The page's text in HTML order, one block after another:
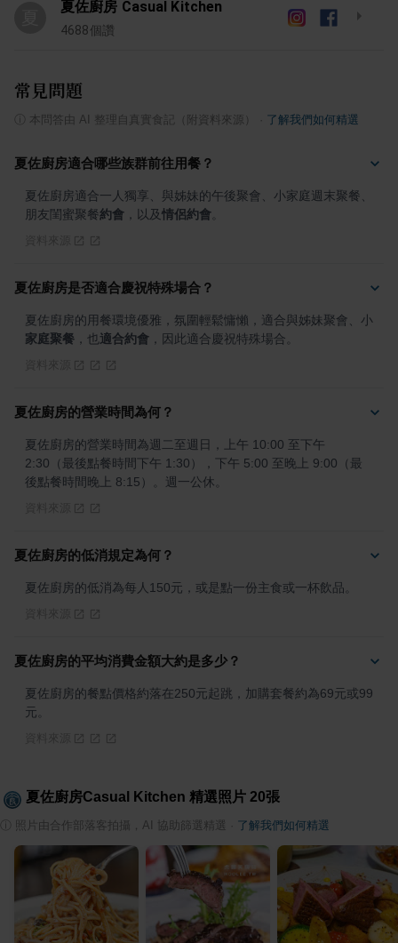
夏佐廚房 Casual Kitchen
4688個讚
常見問題
本問答由 AI 整理自真實食記（附資料來源） 了解我們如何精選
夏佐廚房適合哪些族群前往用餐？
夏佐廚房適合一人獨享、與姊妹的午後聚會、小家庭週末聚餐、
朋友閨蜜聚餐約會 ，以及情侶約會
夏佐廚房是否適合慶祝特殊場合？
夏佐廚房的用餐環境優雅，氛圍輕鬆慵懶，適合與姊妹聚會、小
家庭聚餐 ，也 適合約會 ，因此適合慶祝特殊場合。
夏佐廚房的營業時間為何？
夏佐廚房的營業時間為週二至週日，上午 10:00 至下午
2:30（最後點餐時間下午 1:30），下午 5:00 至晚上 9:00（最
後點餐時間晚上 8:15）。週一公休。
夏佐廚房的低消規定為何？
夏佐廚房的低消為每人150元，或是點一份主食或一杯飲品。
夏佐廚房的平均消費金額大約是多少？
夏佐廚房的餐點價格約落在250元起跳，加購套餐約為69元或99
元。
夏佐廚房Casual Kitchen 精選照片 20張
照片由合作部落客拍攝，AI 協助篩選精選 了解我們如何精選